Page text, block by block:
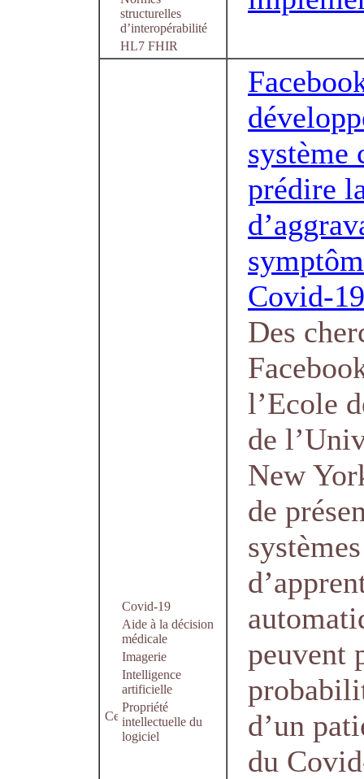
structurelles
d’interopérabilité
HL7 FHIR
Covid-19
Aide à la décision
médicale
Imagerie
Intelligence
artificielle
Propriété
intellectuelle du
logiciel
système
prédire
Covid-19
Des
l’Ecole
de
New
de
systèmes
peuvent
d’un
du